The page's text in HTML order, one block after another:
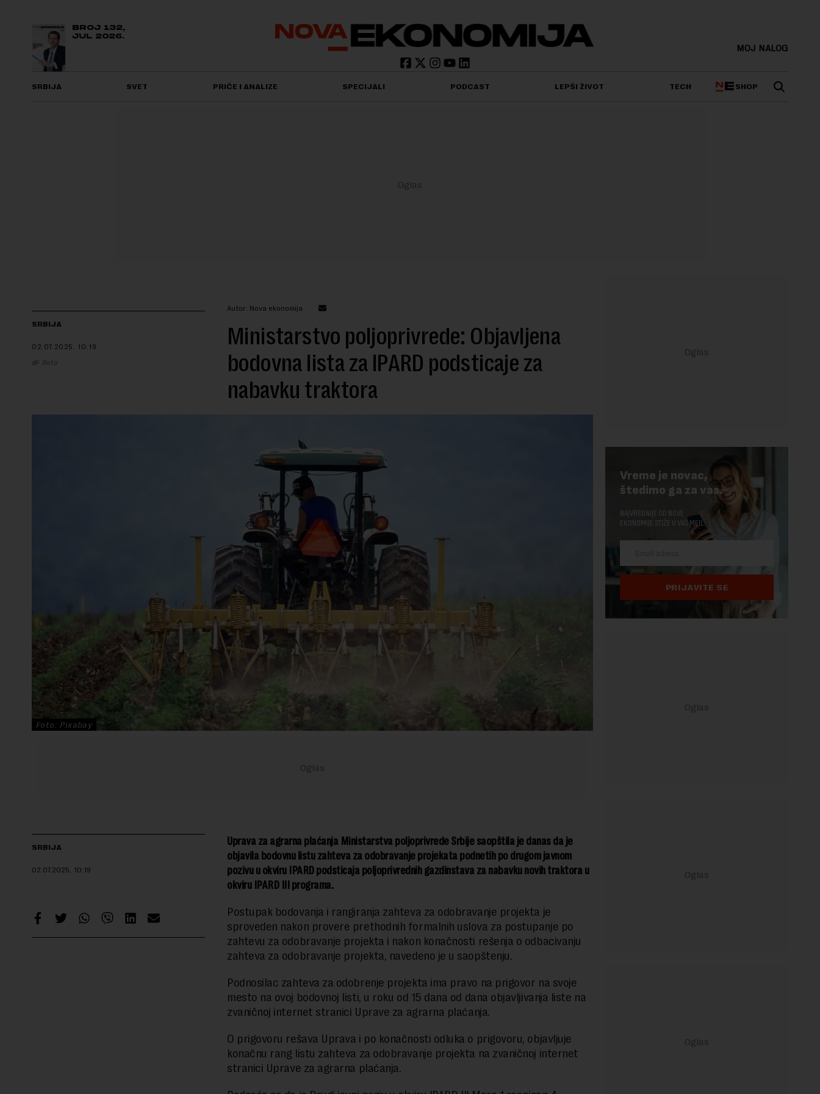
BROJ 132,
JUL 2026.
MOJ NALOG
SRBIJA SVET PRIČE I ANALIZE SPECIJALI PODCAST LEPŠI ŽIVOT TECH SHOP
SRBIJA
02.07.2025. 10:19
Beta
Autor: Nova ekonomija
Ministarstvo poljoprivrede: Objavljena
bodovna lista za IPARD podsticaje za
nabavku traktora
Foto: Pixabay
SRBIJA
02.07.2025. 10:19
Uprava za agrarna plaćanja Ministarstva poljoprivrede Srbije saopštila je danas da je
objavila bodovnu listu zahteva za odobravanje projekata podnetih po drugom javnom
pozivu u okviru IPARD podsticaja poljoprivrednih gazdinstava za nabavku novih traktora u
okviru IPARD III programa.
Postupak bodovanja i rangiranja zahteva za odobravanje projekta je
sproveden nakon provere prethodnih formalnih uslova za postupanje po
zahtevu za odobravanje projekta i nakon konačnosti rešenja o odbacivanju
zahteva za odobravanje projekta, navedeno je u saopštenju.
Podnosilac zahteva za odobrenje projekta ima pravo na prigovor na svoje
mesto na ovoj bodovnoj listi, u roku od 15 dana od dana objavljivanja liste na
zvaničnoj internet stranici Uprave za agrarna plaćanja.
O prigovoru rešava Uprava i po konačnosti odluka o prigovoru, objavljuje
konačnu rang listu zahteva za odobravanje projekta na zvaničnoj internet
stranici Uprave za agrarna plaćanja.
Vreme je novac,
štedimo ga za vas.
NAJVREDNIJE OD NOVE
EKONOMIJE STIŽE U VAŠ MEJL.
PRIJAVITE SE